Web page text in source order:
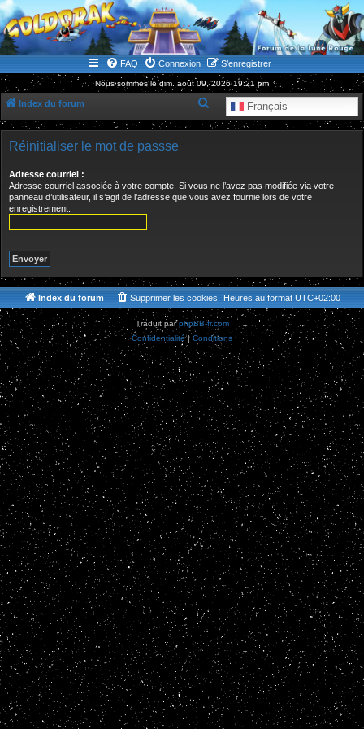
WWW.GOLDORAKGO.COM
le site de la Lune Rouge
FAQ Connexion S’enregistrer
Nous sommes le dim. août 09, 2026 19:21 pm
Index du forum Français
e
r
r
Réinitialiser le mot de passse
Adresse courriel :
Adresse courriel associée à votre compte. Si vous ne l’avez pas modifiée via votre
panneau d’utilisateur, il s’agit de l’adresse que vous avez fournie lors de votre
enregistrement.
Index du forum Heures au format UTC+02:00
Supprimer les cookies
Traduit parphpBB-fr.com
Confidentialité| Conditions